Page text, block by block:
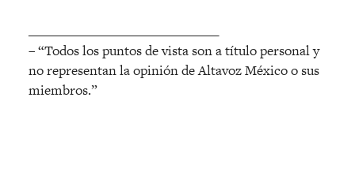
______________________________
– “Todos los puntos de vista son a título personal y
no representan la opinión de Altavoz México o sus
miembros.”